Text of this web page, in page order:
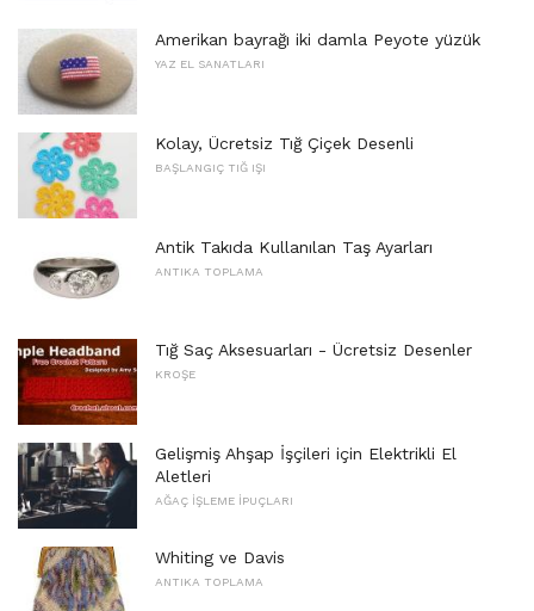
Amerikan bayrağı iki damla Peyote yüzük
YAZ EL SANATLARI
Kolay, Ücretsiz Tığ Çiçek Desenli
BAŞLANGIÇ ​​TIĞ IŞI
Antik Takıda Kullanılan Taş Ayarları
ANTIKA TOPLAMA
Tığ Saç Aksesuarları - Ücretsiz Desenler
KROŞE
Gelişmiş Ahşap İşçileri için Elektrikli El
Aletleri
AĞAÇ İŞLEME İPUÇLARI
Whiting ve Davis
ANTIKA TOPLAMA